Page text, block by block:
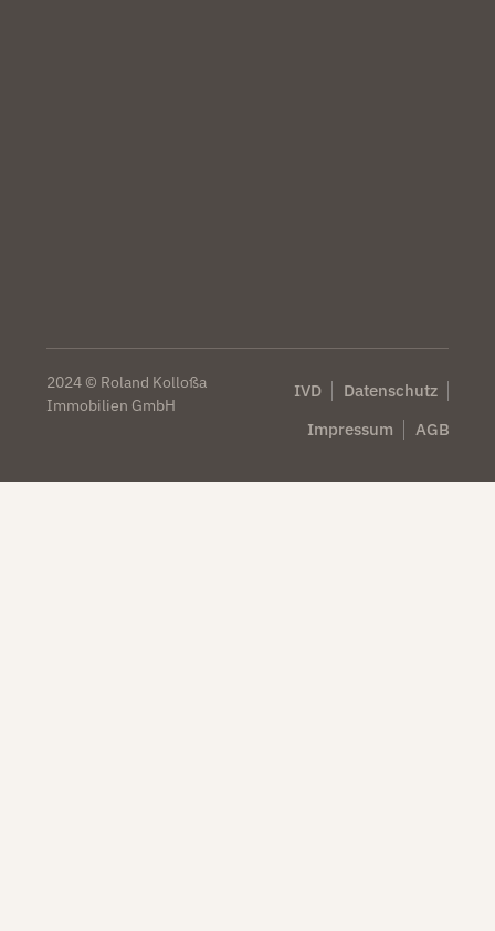
2024 © Roland Kolloßa
Immobilien GmbH
IVD
Datenschutz
Impressum
AGB